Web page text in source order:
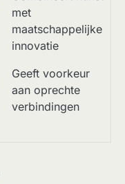
met
maatschappelijke
innovatie
Geeft voorkeur
aan oprechte
verbindingen